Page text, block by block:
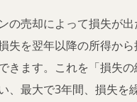
の売却によって損失が
失を翌年以降の所得から
きます。これを「損失
、最大で3年間、損失を